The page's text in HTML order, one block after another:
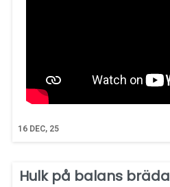
16 DEC, 25
Hulk på balans bräda